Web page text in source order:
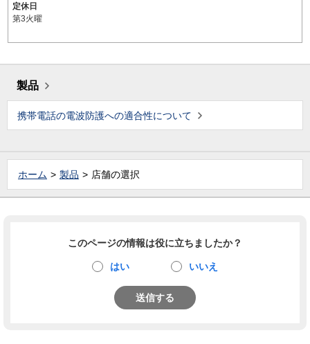
定休日
第3火曜
製品
携帯電話の電波防護への適合性について
ホーム 製品 店舗の選択
このページの情報は役に立ちましたか？
はい いいえ
送信する